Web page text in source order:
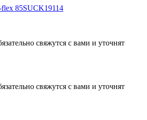
85SUCK19114
свяжутся с вами и уточнят
свяжутся с вами и уточнят